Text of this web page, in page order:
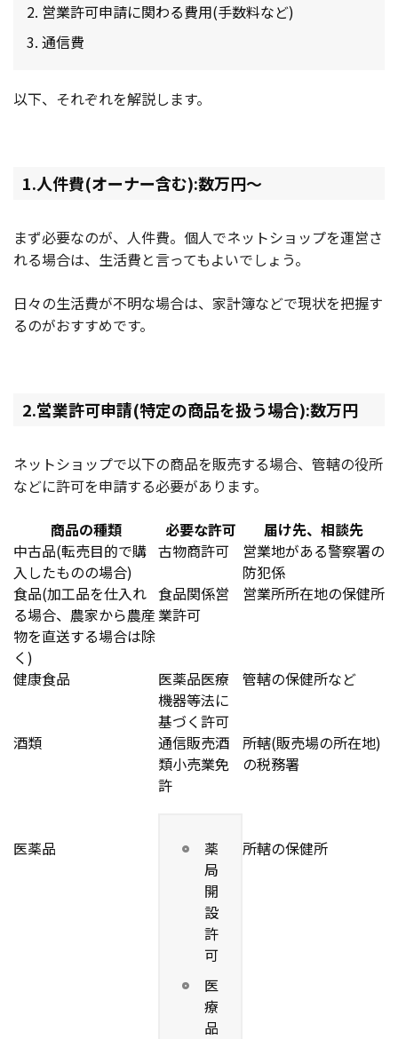
営業許可申請に関わる費用(手数料など)
通信費
以下、それぞれを解説します。
1.人件費(オーナー含む):数万円〜
まず必要なのが、人件費。個人でネットショップを運営さ
れる場合は、生活費と言ってもよいでしょう。
日々の生活費が不明な場合は、家計簿などで現状を把握す
るのがおすすめです。
2.営業許可申請(特定の商品を扱う場合):数万円
ネットショップで以下の商品を販売する場合、管轄の役所
などに許可を申請する必要があります。
商品の種類 必要な許可
届け先、相談先
中古品(転売目的で購
入したものの場合)
古物商許可
営業地がある警察署の
防犯係
食品(加工品を仕入れ
る場合、農家から農産
物を直送する場合は除
く)
食品関係営
業許可
営業所所在地の保健所
健康食品
医薬品医療
機器等法に
基づく許可
管轄の保健所など
酒類
通信販売酒
類小売業免
許
所轄(販売場の所在地)
の税務署
医薬品
薬
局
開
設
許
可
医
療
品
所轄の保健所